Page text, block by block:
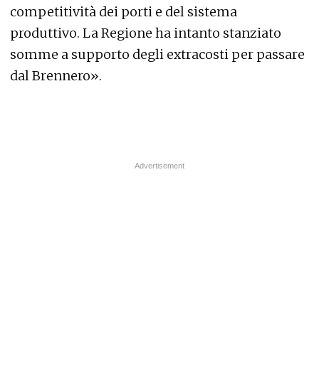
competitività dei porti e del sistema
produttivo. La Regione ha intanto stanziato
somme a supporto degli extracosti per passare
dal Brennero».